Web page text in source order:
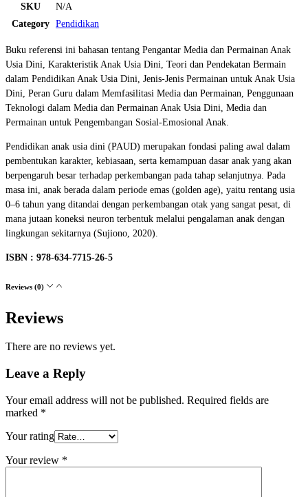
SKU
N/A
Category
Pendidikan
Buku referensi ini bahasan tentang Pengantar Media dan Permainan Anak
Usia Dini, Karakteristik Anak Usia Dini, Teori dan Pendekatan Bermain
dalam Pendidikan Anak Usia Dini, Jenis-Jenis Permainan untuk Anak Usia
Dini, Peran Guru dalam Memfasilitasi Media dan Permainan, Penggunaan
Teknologi dalam Media dan Permainan Anak Usia Dini, Media dan
Permainan untuk Pengembangan Sosial-Emosional Anak.
Pendidikan anak usia dini (PAUD) merupakan fondasi paling awal dalam
pembentukan karakter, kebiasaan, serta kemampuan dasar anak yang akan
berpengaruh besar terhadap perkembangan pada tahap selanjutnya. Pada
masa ini, anak berada dalam periode emas (golden age), yaitu rentang usia
0–6 tahun yang ditandai dengan perkembangan otak yang sangat pesat, di
mana jutaan koneksi neuron terbentuk melalui pengalaman anak dengan
lingkungan sekitarnya (Sujiono, 2020).
ISBN : 978-634-7715-26-5
Reviews (0)
Reviews
There are no reviews yet.
Leave a Reply
Your email address will not be published. Required fields are
marked *
Your rating
Your review *